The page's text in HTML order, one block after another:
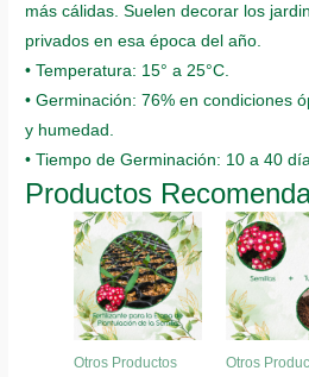
más cálidas. Suelen decorar los
privados en esa época del año.
• Temperatura: 15° a 25°C.
• Germinación: 76% en condiciones
y humedad.
• Tiempo de Germinación: 10 a 40
Productos
Otros Productos Otros